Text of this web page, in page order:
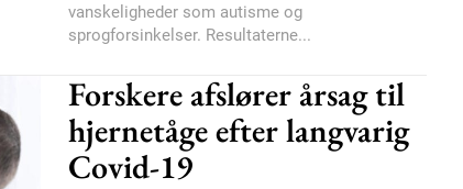
Etiam est nibh, lobortis sit
Ut mollis pellentesque tortor
Nullam eu erat condimentum
vanskeligheder som autisme og
sprogforsinkelser. Resultaterne...
Forskere afslører årsag til
hjernetåge efter langvarig
Covid-19